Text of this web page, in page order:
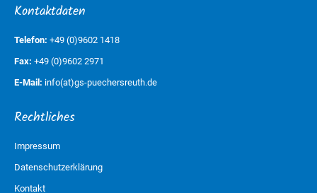
Kontaktdaten
Telefon: +49 (0)9602 1418
Fax: +49 (0)9602 2971
E-Mail: info(at)gs-puechersreuth.de
Rechtliches
Impressum
Datenschutzerklärung
Kontakt